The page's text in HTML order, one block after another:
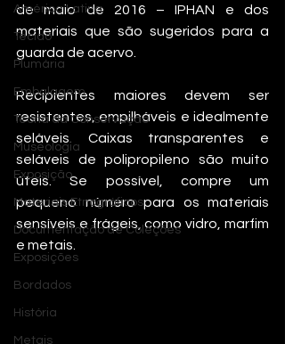
América Latina
Tecido
Plumária
Embalagem
Teoria da Conservação
Museologia
Exposição
Materiais Etnográficos
Documentação de Coleções
Exposições
Bordados
História
Metais
de maio de 2016 – IPHAN e dos
materiais que são sugeridos para a
guarda de acervo.
Recipientes maiores devem ser
resistentes, empilháveis ​​e idealmente
seláveis. Caixas transparentes e
seláveis ​​de polipropileno são muito
úteis. Se possível, compre um
pequeno número para os materiais
sensíveis e frágeis, como vidro, marfim
e metais.